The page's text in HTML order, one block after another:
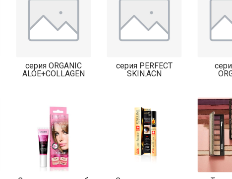
серия ORGANIC
ALOE+COLLAGEN
серия PERFECT
SKIN.ACN